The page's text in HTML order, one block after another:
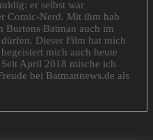
er selbst war
Comic-Nerd. Mit ihm hab
Burtons Batman auch im
Dieser Film hat mich
mich auch heute
April 2018 mische ich
bei Batmannews.de als